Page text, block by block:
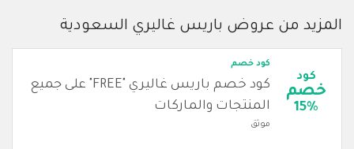
المزيد من عروض باريس غاليري السعودية
كود
خصم
15%
كود خصم
كود خصم باريس غاليري "FREE" على جميع
المنتجات والماركات
موثق